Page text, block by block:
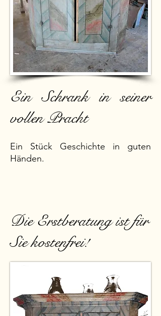
Ein Schrank in seiner
vollen Pracht
Ein Stück Geschichte in guten
Händen.
Die Erstberatung ist für
Sie kostenfrei!